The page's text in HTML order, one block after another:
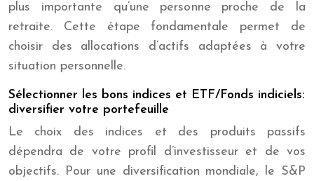
plus importante qu’une personne proche de la
retraite. Cette étape fondamentale permet de
choisir des allocations d’actifs adaptées à votre
situation personnelle.
Sélectionner les bons indices et ETF/Fonds indiciels:
diversifier votre portefeuille
Le choix des indices et des produits passifs
dépendra de votre profil d’investisseur et de vos
objectifs. Pour une diversification mondiale, le S&P